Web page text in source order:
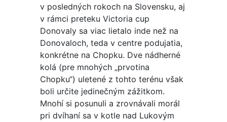
v posledných rokoch na Slovensku, aj
v rámci preteku Victoria cup
Donovaly sa viac lietalo inde než na
Donovaloch, teda v centre podujatia,
konkrétne na Chopku. Dve nádherné
kolá (pre mnohých „prvotina
Chopku“) uletené z tohto terénu však
boli určite jedinečným zážitkom.
Mnohí si posunuli a zrovnávali morál
pri dvíhaní sa v kotle nad Lukovým